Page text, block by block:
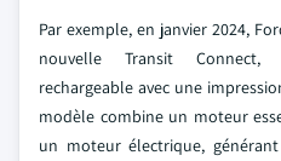
Par exemple, en janvier 2024,
nouvelle Transit
rechargeable avec une
modèle combine un moteur
un moteur électrique,